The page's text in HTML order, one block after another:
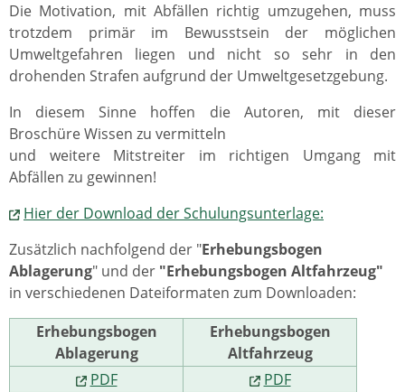
Die Motivation, mit Abfällen richtig umzugehen, muss
trotzdem primär im Bewusstsein der möglichen
Umweltgefahren liegen und nicht so sehr in den
drohenden Strafen aufgrund der Umweltgesetzgebung.
In diesem Sinne hoffen die Autoren, mit dieser
Broschüre Wissen zu vermitteln
und weitere Mitstreiter im richtigen Umgang mit
Abfällen zu gewinnen!
Hier der Download der Schulungsunterlage:
Zusätzlich nachfolgend der "Erhebungsbogen
Ablagerung" und der "Erhebungsbogen Altfahrzeug"
in verschiedenen Dateiformaten zum Downloaden:
Erhebungsbogen
Ablagerung
Erhebungsbogen
Altfahrzeug
PDF
PDF